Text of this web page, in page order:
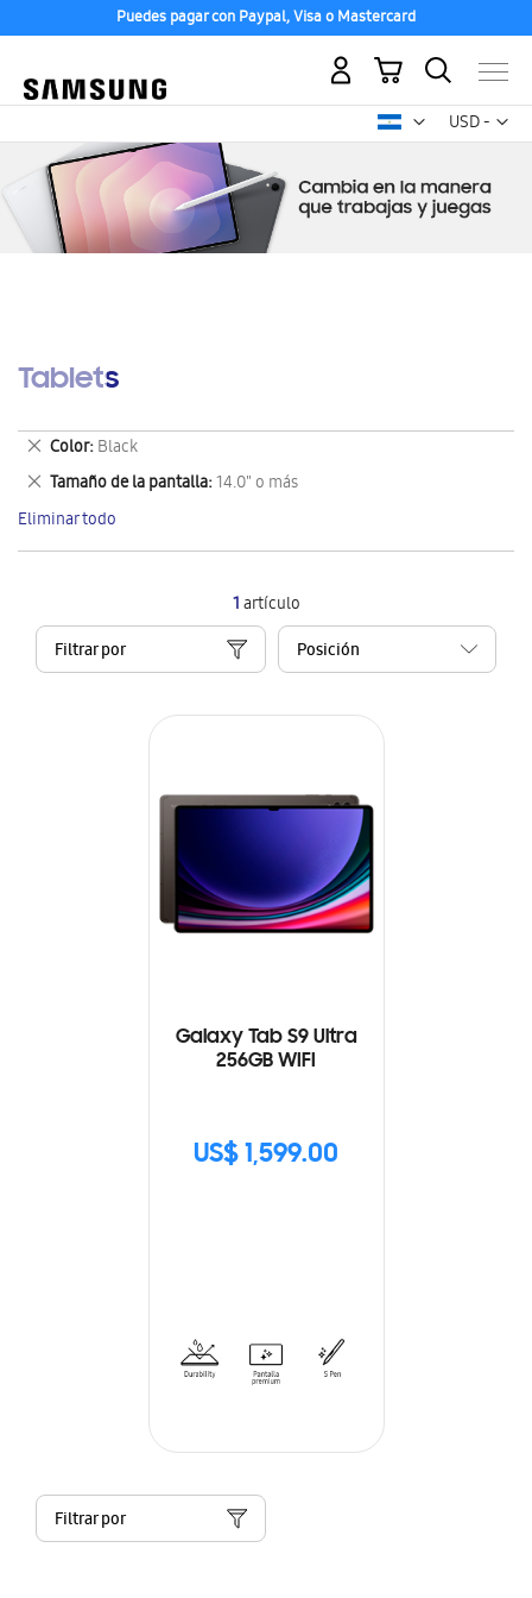
Puedes pagar con Paypal, Visa o Mastercard
USD -
dólar
Mi carrito
Tablets
1artículo
Filtrar por
Galaxy Tab S9 Ultra
256GB WIFI
US$ 1,599.00
Filtrar por
Color Black
Eliminar
este
artículo
Tamaño de la pantalla 14.0" o más
Eliminar
este
artículo
Eliminar todo